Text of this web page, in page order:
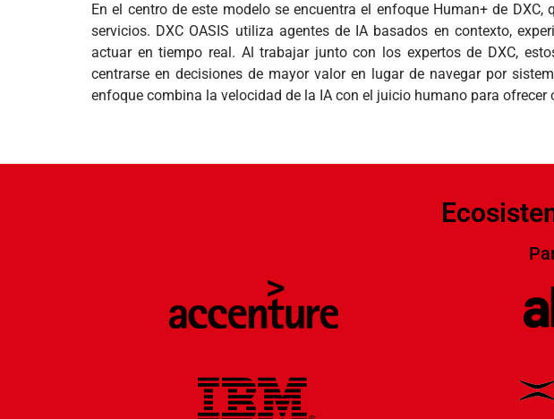
En el centro de este modelo se encuentra el enfoque Human+ de
servicios. DXC OASIS utiliza agentes de IA basados ​​en contexto,
actuar en tiempo real. Al trabajar junto con los expertos de DXC,
centrarse en decisiones de mayor valor en lugar de navegar por
enfoque combina la velocidad de la IA con el juicio humano para